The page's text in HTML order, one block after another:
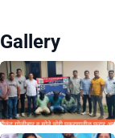
Gallery